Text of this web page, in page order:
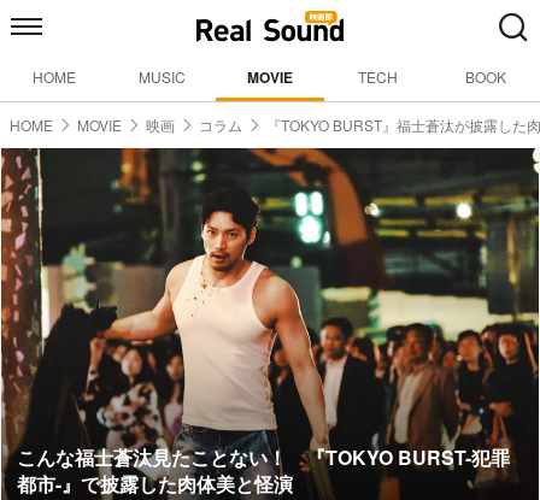
HOME MUSIC MOVIE TECH BOOK
HOME MOVIE 映画 コラム 『TOKYO BURST』福士蒼汰が披露した
こんな福士蒼汰見たことない！ 『TOKYO BURST-犯罪
都市-』で披露した肉体美と怪演